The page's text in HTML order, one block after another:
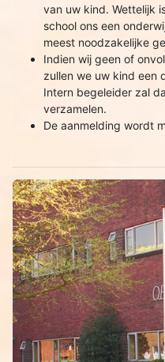
van uw kind. Wettelijk
school ons een
meest noodzakelijke
Indien wij geen of
zullen we uw kind een
Intern begeleider zal
verzamelen.
De aanmelding wordt